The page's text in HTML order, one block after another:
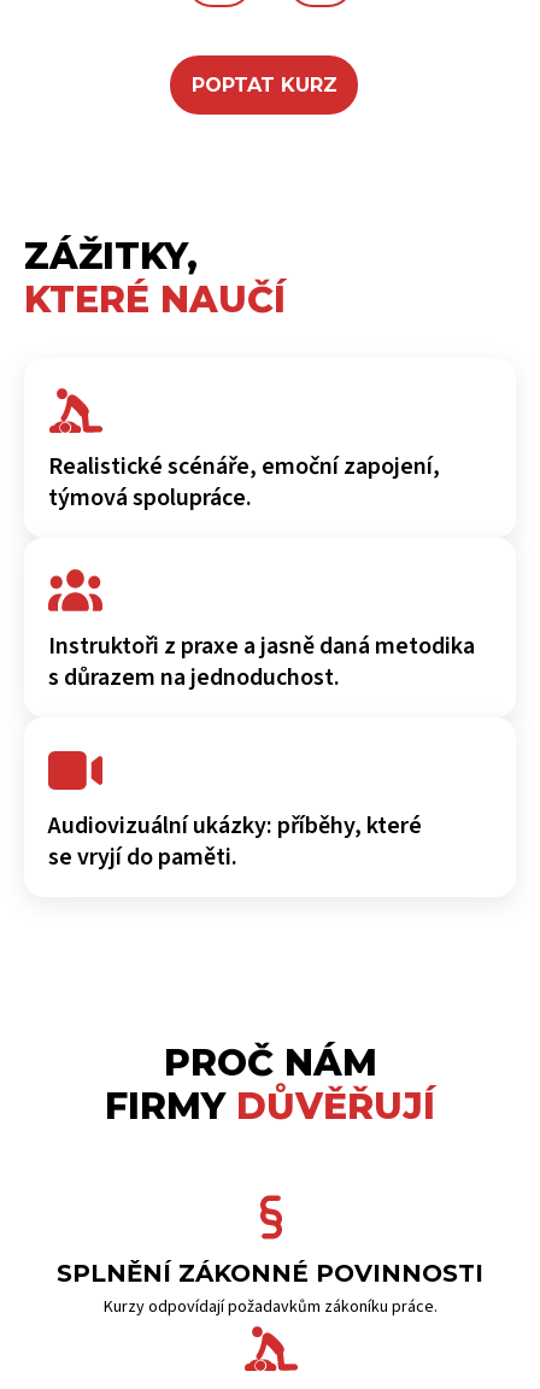
POPTAT KURZ
ZÁŽITKY,
KTERÉ NAUČÍ
Realistické scénáře, emoční zapojení,
týmová spolupráce.
Instruktoři z praxe a jasně daná metodika
s důrazem na jednoduchost.
Audiovizuální ukázky: příběhy, které
se vryjí do paměti.
PROČ NÁM
FIRMYDŮVĚŘUJÍ
SPLNĚNÍ ZÁKONNÉ POVINNOSTI
Kurzy odpovídají požadavkům zákoníku práce.